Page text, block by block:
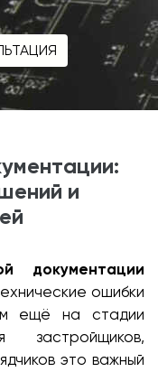
и
документации
ошибки
ещё на стадии
застройщиков,
это важный